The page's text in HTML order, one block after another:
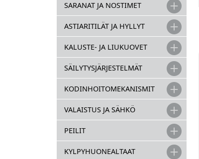
SARANAT JA NOSTIMET
ASTIARITILÄT JA HYLLYT
KALUSTE- JA LIUKUOVET
SÄILYTYSJÄRJESTELMÄT
KODINHOITOMEKANISMIT
VALAISTUS JA SÄHKÖ
PEILIT
KYLPYHUONEALTAAT